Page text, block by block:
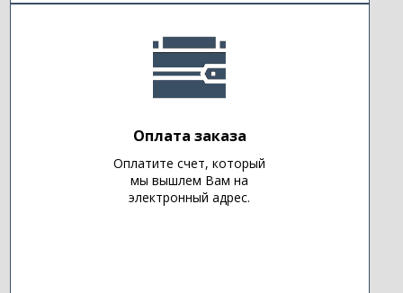
Оплата заказа
Оплатите счет, который
мы вышлем Вам на
электронный адрес.